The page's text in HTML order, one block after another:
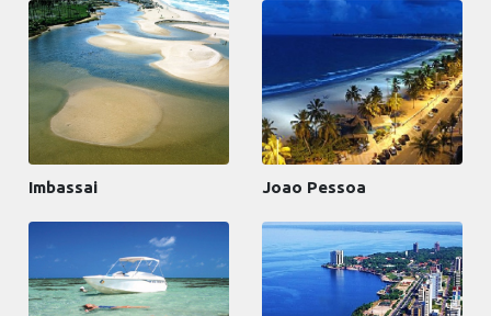
Imbassai Joao Pessoa